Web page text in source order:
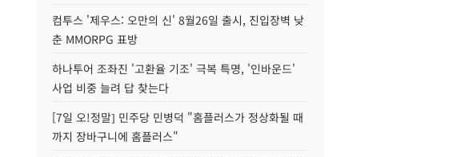
컴투스 '제우스: 오만의 신' 8월26일 출시, 진입장벽 낮
춘 MMORPG 표방
하나투어 조좌진 '고환율 기조' 극복 특명, '인바운드'
사업 비중 늘려 답 찾는다
[7일 오!정말] 민주당 민병덕 "홈플러스가 정상화될 때
까지 장바구니에 홈플러스"